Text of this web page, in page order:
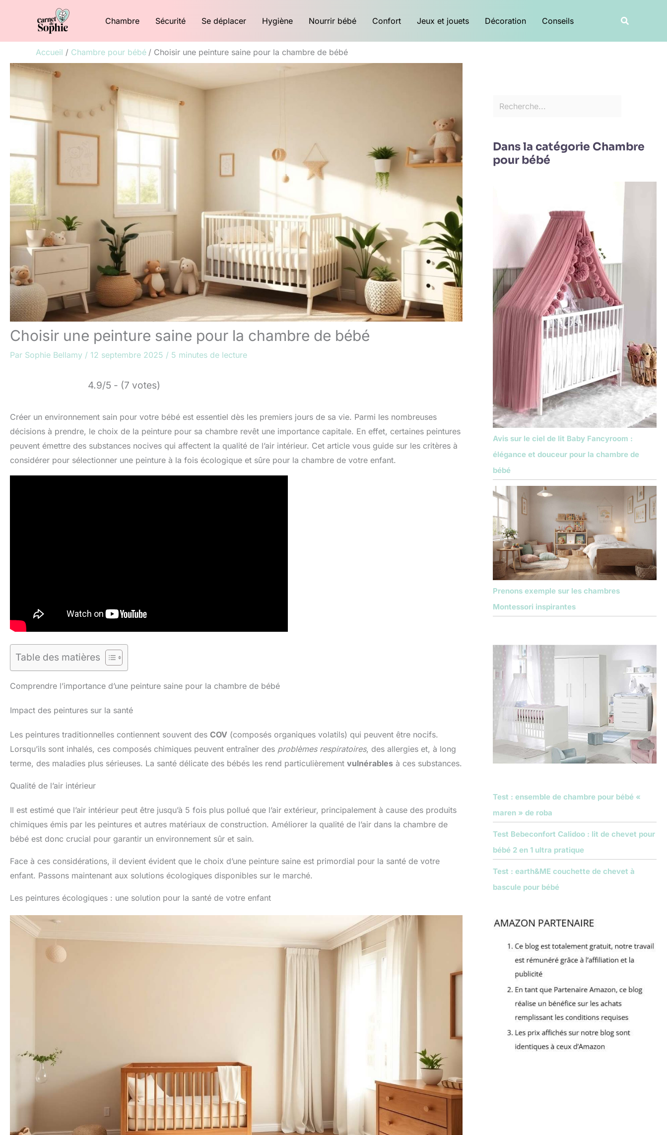
Chambre Sécurité Se déplacer Hygiène Nourrir bébé Confort Jeux et jouets Décoration Conseils
Accueil Chambre pour bébé Choisir une peinture saine pour la chambre de bébé
Choisir une peinture saine pour la chambre de bébé
Par Sophie Bellamy / 12 septembre 2025 / 5 minutes de lecture
4.9/5 - (7 votes)
Créer un environnement sain pour votre bébé est essentiel dès les premiers jours de sa vie. Parmi les nombreuses
décisions à prendre, le choix de la peinture pour sa chambre revêt une importance capitale. En effet, certaines peintures
peuvent émettre des substances nocives qui affectent la qualité de l’air intérieur. Cet article vous guide sur les critères à
considérer pour sélectionner une peinture à la fois écologique et sûre pour la chambre de votre enfant.
Table des matières
Comprendre l’importance d’une peinture saine pour la chambre de bébé
Impact des peintures sur la santé
Les peintures traditionnelles contiennent souvent des COV (composés organiques volatils) qui peuvent être nocifs.
Lorsqu’ils sont inhalés, ces composés chimiques peuvent entraîner des problèmes respiratoires, des allergies et, à long
terme, des maladies plus sérieuses. La santé délicate des bébés les rend particulièrement vulnérables à ces substances.
Qualité de l’air intérieur
Il est estimé que l’air intérieur peut être jusqu’à 5 fois plus pollué que l’air extérieur, principalement à cause des produits
chimiques émis par les peintures et autres matériaux de construction. Améliorer la qualité de l’air dans la chambre de
bébé est donc crucial pour garantir un environnement sûr et sain.
Face à ces considérations, il devient évident que le choix d’une peinture saine est primordial pour la santé de votre
enfant. Passons maintenant aux solutions écologiques disponibles sur le marché.
Les peintures écologiques : une solution pour la santé de votre enfant
e
c
rDans la catégorie Chambre
pour bébé
Avis sur le ciel de lit Baby Fancyroom :
élégance et douceur pour la chambre de
bébé
Prenons exemple sur les chambres
Montessori inspirantes
Test : ensemble de chambre pour bébé «
maren » de roba
Test Bebeconfort Calidoo : lit de chevet pour
bébé 2 en 1 ultra pratique
Test : earth&ME couchette de chevet à
bascule pour bébé